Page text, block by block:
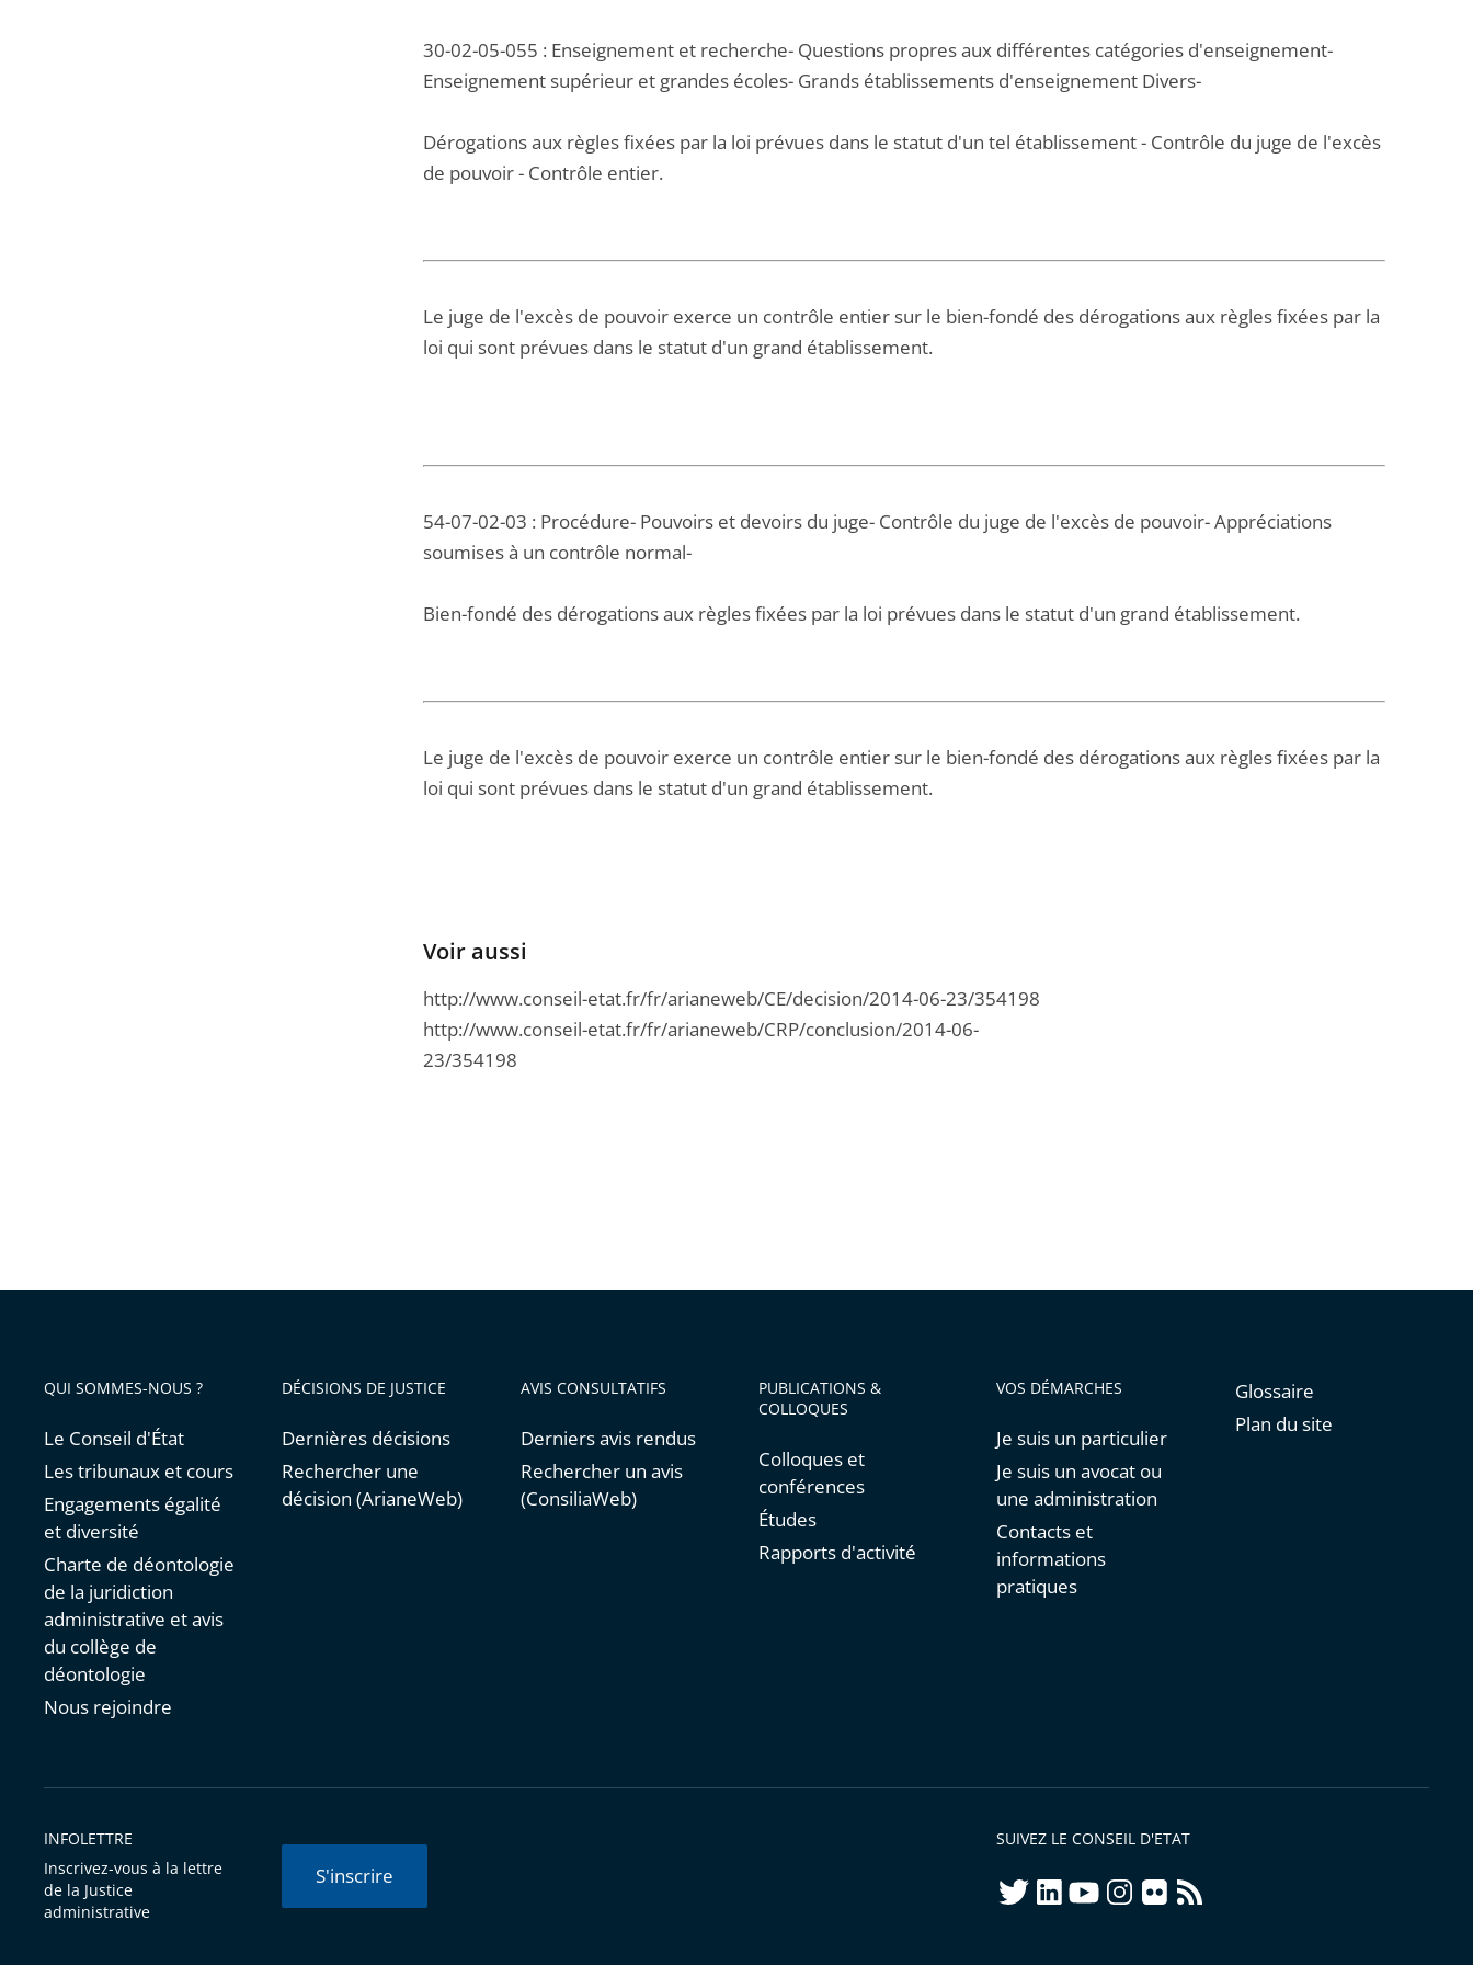
30-02-05-055 : Enseignement et recherche- Questions propres aux différentes catégories d'enseignement-
Enseignement supérieur et grandes écoles- Grands établissements d'enseignement Divers-
Dérogations aux règles fixées par la loi prévues dans le statut d'un tel établissement - Contrôle du juge de l'excès
de pouvoir - Contrôle entier.
Le juge de l'excès de pouvoir exerce un contrôle entier sur le bien-fondé des dérogations aux règles fixées par la
loi qui sont prévues dans le statut d'un grand établissement.
54-07-02-03 : Procédure- Pouvoirs et devoirs du juge- Contrôle du juge de l'excès de pouvoir- Appréciations
soumises à un contrôle normal-
Bien-fondé des dérogations aux règles fixées par la loi prévues dans le statut d'un grand établissement.
Le juge de l'excès de pouvoir exerce un contrôle entier sur le bien-fondé des dérogations aux règles fixées par la
loi qui sont prévues dans le statut d'un grand établissement.
Voir aussi
http://www.conseil-etat.fr/fr/arianeweb/CE/decision/2014-06-23/354198
http://www.conseil-etat.fr/fr/arianeweb/CRP/conclusion/2014-06-
23/354198
QUI SOMMES-NOUS ?
Le Conseil d'État
Les tribunaux et cours
Engagements égalité
et diversité
Charte de déontologie
de la juridiction
administrative et avis
du collège de
déontologie
Nous rejoindre
DÉCISIONS DE JUSTICE
Dernières décisions
Rechercher une
décision (ArianeWeb)
AVIS CONSULTATIFS
Derniers avis rendus
Rechercher un avis
(ConsiliaWeb)
PUBLICATIONS &
COLLOQUES
Colloques et
conférences
Études
Rapports d'activité
VOS DÉMARCHES
Je suis un particulier
Je suis un avocat ou
une administration
Contacts et
informations
pratiques
Glossaire
Plan du site
INFOLETTRE
Inscrivez-vous à la lettre
de la Justice
administrative
S'inscrire
SUIVEZ LE CONSEIL D'ETAT
twitterlinkedInyoutubeinstagram
flickrrss